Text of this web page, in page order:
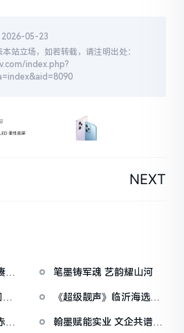
2026-05-23
站立场，如若转载，请注明出处：
index.php?
NEXT
笔墨铸军魂 艺韵耀山河
《超级靓声》临沂海选落
翰墨赋能实业 文企共谱新